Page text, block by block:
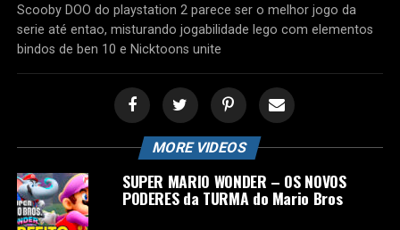
Scooby DOO do playstation 2 parece ser o melhor jogo da
serie até entao, misturando jogabilidade lego com elementos
bindos de ben 10 e Nicktoons unite
MORE VIDEOS
SUPER MARIO WONDER – OS NOVOS
PODERES da TURMA do Mario Bros